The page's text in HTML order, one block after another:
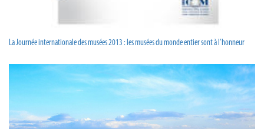
La Journée internationale des musées 2013 : les musées du monde entier sont à l’honneur